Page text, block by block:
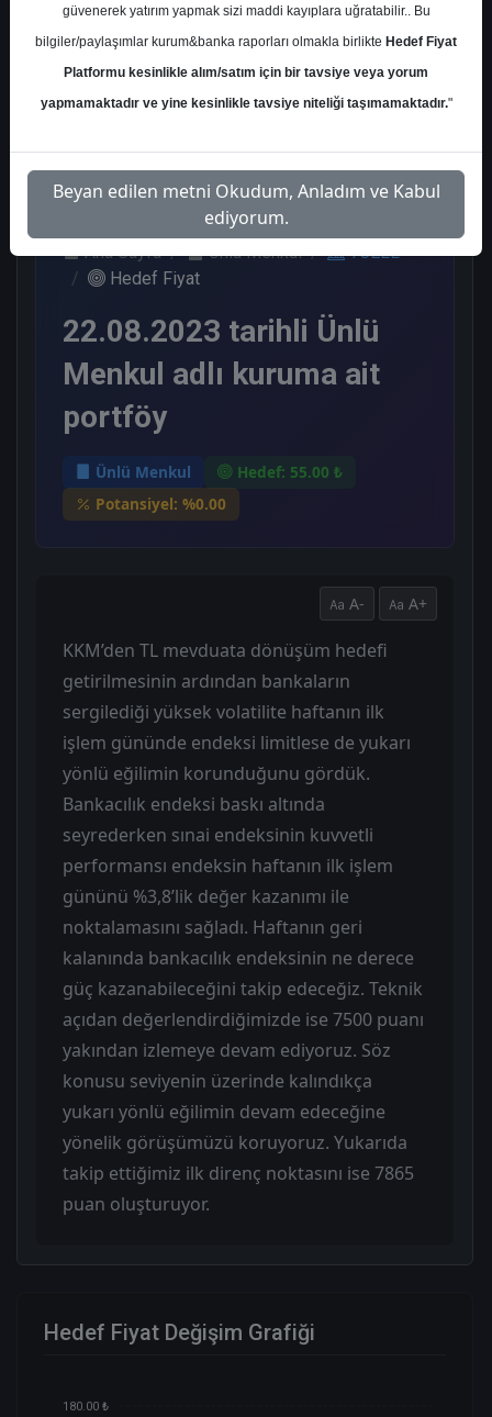
12 1
Üstü Get.
5
Yok
2
Ana Sayfa Ünlü Menkul
TCELL
Hedef Fiyat
22.08.2023 tarihli Ünlü
Menkul adlı kuruma ait
portföy
Ünlü Menkul
Hedef: 55.00 ₺
Potansiyel: %0.00
A- A+
KKM’den TL mevduata dönüşüm hedefi
getirilmesinin ardından bankaların
sergilediği yüksek volatilite haftanın ilk
işlem gününde endeksi limitlese de yukarı
yönlü eğilimin korunduğunu gördük.
Bankacılık endeksi baskı altında
seyrederken sınai endeksinin kuvvetli
performansı endeksin haftanın ilk işlem
gününü %3,8’lik değer kazanımı ile
noktalamasını sağladı. Haftanın geri
kalanında bankacılık endeksinin ne derece
güç kazanabileceğini takip edeceğiz. Teknik
açıdan değerlendirdiğimizde ise 7500 puanı
yakından izlemeye devam ediyoruz. Söz
konusu seviyenin üzerinde kalındıkça
yukarı yönlü eğilimin devam edeceğine
yönelik görüşümüzü koruyoruz. Yukarıda
takip ettiğimiz ilk direnç noktasını ise 7865
puan oluşturuyor.
Hedef Fiyat Değişim Grafiği
180.00 ₺
güvenerek yatırım yapmak sizi maddi kayıplara uğratabilir.. Bu
bilgiler/paylaşımlar kurum&banka raporları olmakla birlikte Hedef Fiyat
Platformu kesinlikle alım/satım için bir tavsiye veya yorum
yapmamaktadır ve yine kesinlikle tavsiye niteliği taşımamaktadır."
Beyan edilen metni Okudum, Anladım ve Kabul
ediyorum.